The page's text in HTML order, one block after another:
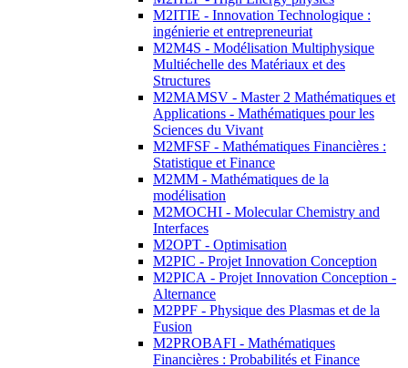
M2ITIE - Innovation Technologique :
ingénierie et entrepreneuriat
M2M4S - Modélisation Multiphysique
Multiéchelle des Matériaux et des
Structures
M2MAMSV - Master 2 Mathématiques et
Applications - Mathématiques pour les
Sciences du Vivant
M2MFSF - Mathématiques Financières :
Statistique et Finance
M2MM - Mathématiques de la
modélisation
M2MOCHI - Molecular Chemistry and
Interfaces
M2OPT - Optimisation
M2PIC - Projet Innovation Conception
M2PICA - Projet Innovation Conception -
Alternance
M2PPF - Physique des Plasmas et de la
Fusion
M2PROBAFI - Mathématiques
Financières : Probabilités et Finance